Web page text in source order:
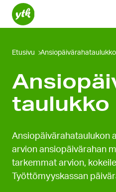
Hyppää
sisältöön
Etusivu Ansio­päivä­raha­taulukko
taulukko
Ansiopäivärahataulukon
arvion ansiopäivärahan
tarkemmat arvion,
Työttömyyskassan